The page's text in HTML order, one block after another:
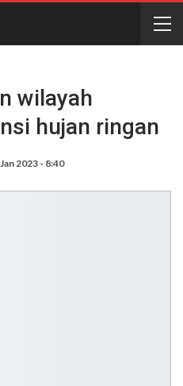
wilayah
hujan ringan
2023 - 8:40